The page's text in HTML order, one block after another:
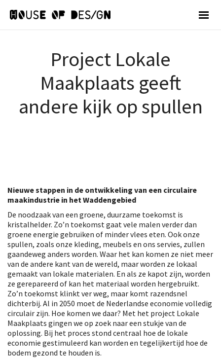
Project Lokale
Maakplaats geeft
andere kijk op spullen
Nieuwe stappen in de ontwikkeling van een circulaire
maakindustrie in het Waddengebied
De noodzaak van een groene, duurzame toekomst is
kristalhelder. Zo’n toekomst gaat vele malen verder dan
groene energie gebruiken of minder vlees eten. Ook onze
spullen, zoals onze kleding, meubels en ons servies, zullen
gaandeweg anders worden. Waar het kan komen ze niet meer
van de andere kant van de wereld, maar worden ze lokaal
gemaakt van lokale materialen. En als ze kapot zijn, worden
ze gerepareerd of kan het materiaal worden hergebruikt.
Zo’n toekomst klinkt ver weg, maar komt razendsnel
dichterbij. Al in 2050 moet de Nederlandse economie volledig
circulair zijn. Hoe komen we daar? Met het project Lokale
Maakplaats gingen we op zoek naar een stukje van de
oplossing. Bij het proces stond centraal hoe de lokale
economie gestimuleerd kan worden en tegelijkertijd hoe de
bodem gezond te houden is.